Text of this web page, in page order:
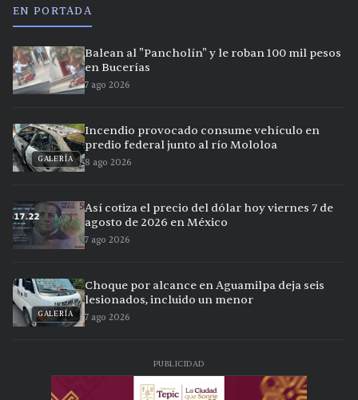
EN PORTADA
Balean al "Pancholín" y le roban 100 mil pesos
en Bucerías
7 ago 2026
GALERÍA
Incendio provocado consume vehículo en
predio federal junto al río Mololoa
8 ago 2026
Así cotiza el precio del dólar hoy viernes 7 de
agosto de 2026 en México
7 ago 2026
GALERÍA
Choque por alcance en Aguamilpa deja seis
lesionados, incluido un menor
7 ago 2026
PUBLICIDAD